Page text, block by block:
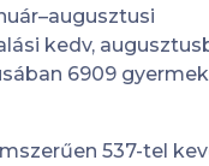
kedv,
6909
537-tel